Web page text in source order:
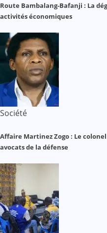
Route Bambalang-Bafanji : La
activités économiques
Société
Affaire Martinez Zogo : Le
avocats de la défense